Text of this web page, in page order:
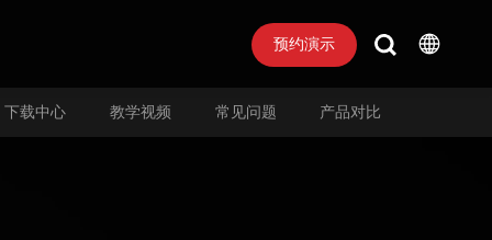
预约演示
下载中心 教学视频 常见问题 产品对比